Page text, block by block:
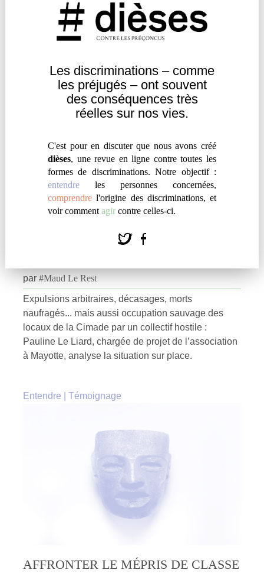
Les discriminations – comme
lespréjugés – ont souvent
desconséquences très
réelles sur nos vies.
C'est pour en discuter que nous avons créé
dièses, une revue en ligne contre toutes les
formes de discriminations. Notre objectif :
entendre les personnes concernées,
comprendre l'origine des discriminations, et
voir comment agir contre celles-ci.
comment ce concept pourrait, selon elle, remédier
aux actuelles limites des luttes contre les
discriminations.
Engagement
À MAYOTTE, LE COMBAT DE LA
par #Maud Le Rest
Expulsions arbitraires, décasages, morts
naufragés... mais aussi occupation sauvage des
locaux de la Cimade par un collectif hostile :
Pauline Le Liard, chargée de projet de l’association
à Mayotte, analyse la situation sur place.
Entendre Témoignage
AFFRONTER LE MÉPRIS DE CLASSE